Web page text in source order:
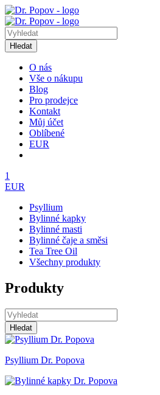
Hledat
O nás
Vše o nákupu
Blog
Pro prodejce
Kontakt
Můj účet
Oblíbené
EUR
1
EUR
Psyllium
Bylinné kapky
Bylinné masti
Bylinné čaje a směsi
Tea Tree Oil
Všechny produkty
Produkty
Hledat
Psyllium Dr. Popova